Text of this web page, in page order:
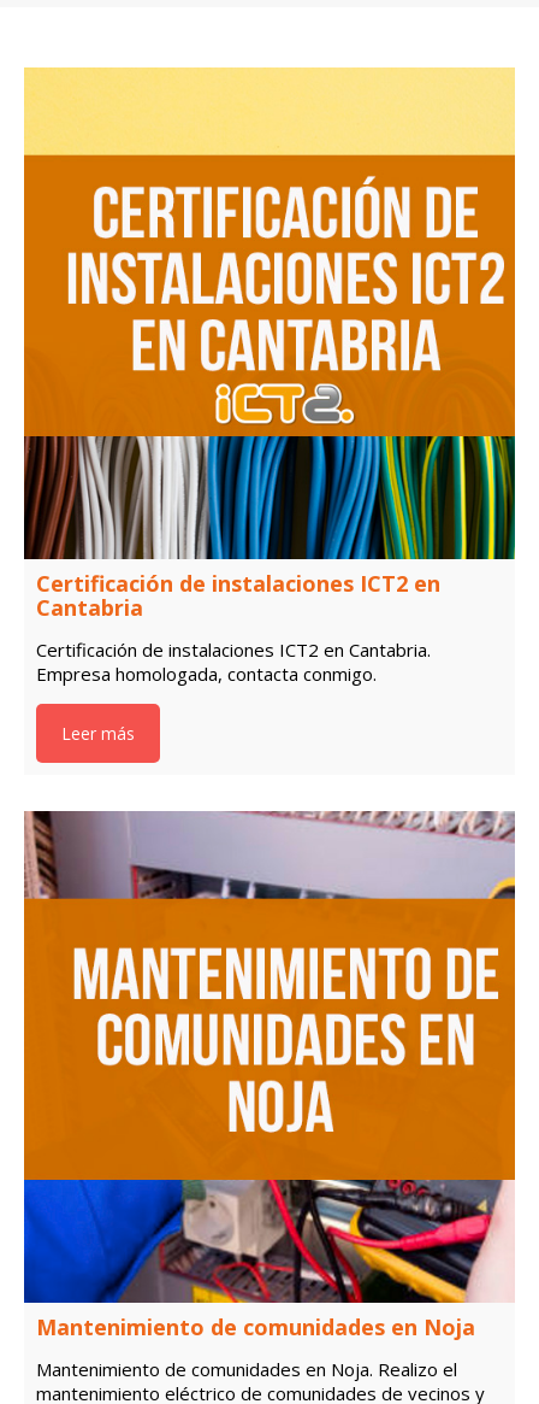
Certificación de instalaciones ICT2 en
Cantabria
Certificación de instalaciones ICT2 en Cantabria.
Empresa homologada, contacta conmigo.
Leer más
Mantenimiento de comunidades en Noja
Mantenimiento de comunidades en Noja. Realizo el
mantenimiento eléctrico de comunidades de vecinos y